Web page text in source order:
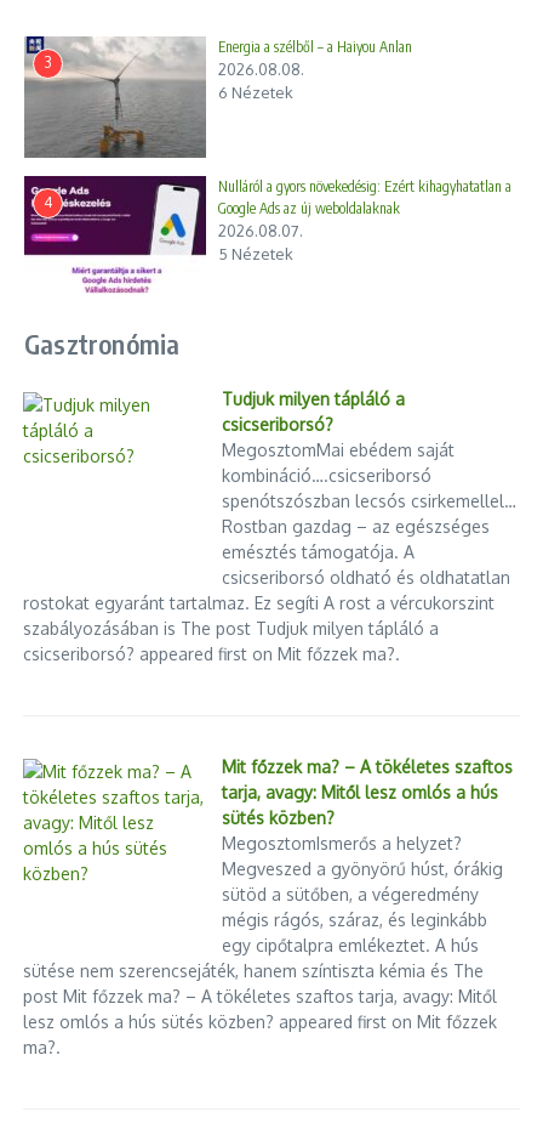
2023.12.14.
holdállomást a Vosztocsnij
űrrepülőtérrő ...
2023.08.11.
...
A Semmelweis élelmiszeripari
innovációja segítheti a
gluténmentes ...
2025.07.24.
Megtörte a csendet a volt
ferencvárosi rendőrkapitány:
„Nem akart ...
2026.03.28.
3
Energia a szélből – a Haiyou Anlan
2026.08.08.
6 Nézetek
4
Nulláról a gyors növekedésig: Ezért kihagyhatatlan a
Google Ads az új weboldalaknak
2026.08.07.
5 Nézetek
Gasztronómia
Tudjuk milyen tápláló a
csicseriborsó?
MegosztomMai ebédem saját
kombináció….csicseriborsó
spenótszószban lecsós csirkemellel…
Rostban gazdag – az egészséges
emésztés támogatója. A
csicseriborsó oldható és oldhatatlan
rostokat egyaránt tartalmaz. Ez segíti A rost a vércukorszint
szabályozásában is The post Tudjuk milyen tápláló a
csicseriborsó? appeared first on Mit főzzek ma?.
Mit főzzek ma? – A tökéletes szaftos
tarja, avagy: Mitől lesz omlós a hús
sütés közben?
MegosztomIsmerős a helyzet?
Megveszed a gyönyörű húst, órákig
sütöd a sütőben, a végeredmény
mégis rágós, száraz, és leginkább
egy cipőtalpra emlékeztet. A hús
sütése nem szerencsejáték, hanem színtiszta kémia és The
post Mit főzzek ma? – A tökéletes szaftos tarja, avagy: Mitől
lesz omlós a hús sütés közben? appeared first on Mit főzzek
ma?.